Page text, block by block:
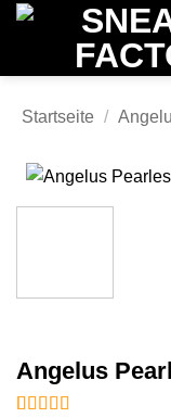
Zum
Startseite /
Angelus